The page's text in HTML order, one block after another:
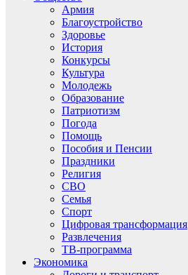
Армия
Благоустройство
Здоровье
История
Конкурсы
Культура
Молодежь
Образование
Патриотизм
Погода
Помощь
Пособия и Пенсии
Праздники
Религия
СВО
Семья
Спорт
Цифровая трансформация
Развлечения
ТВ-программа
Экономика